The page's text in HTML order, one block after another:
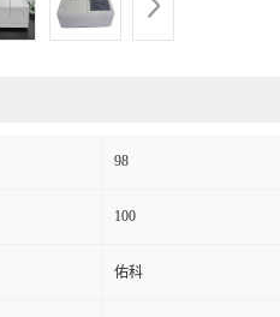
98
100
佑科